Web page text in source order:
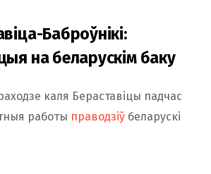
Баброўнікі:
на беларускім баку
каля Бераставіцы падчас
работы праводзіў беларускі